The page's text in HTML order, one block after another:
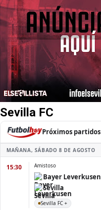
Sevilla FC